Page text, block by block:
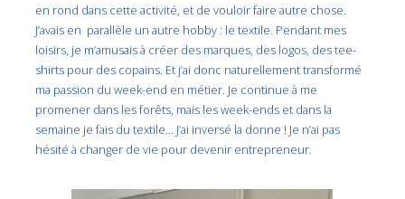
en rond dans cette activité, et de vouloir faire autre chose.
J’avais en parallèle un autre hobby : le textile. Pendant mes
loisirs, je m’amusais à créer des marques, des logos, des tee-
shirts pour des copains. Et j’ai donc naturellement transformé
ma passion du week-end en métier. Je continue à me
promener dans les forêts, mais les week-ends et dans la
semaine je fais du textile… J’ai inversé la donne ! Je n’ai pas
hésité à changer de vie pour devenir entrepreneur.